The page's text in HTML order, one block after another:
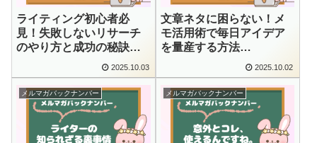
ライティング初心者必
見！失敗しないリサーチ
のやり方と成功の秘訣
《2024/3/16配信》
2025.10.03
文章ネタに困らない！メ
モ活用術で毎日アイデア
を量産する方法
《2024/3/14配信》
2025.10.02
メルマガバックナンバー メルマガバックナンバー